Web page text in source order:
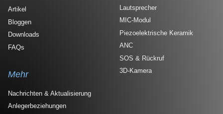
Lautsprecher
MIC-Modul
Piezoelektrische Keramik
ANC
SOS & Rückruf
3D-Kamera
Artikel
Bloggen
Downloads
FAQs
Mehr
Nachrichten & Aktualisierung
Anlegerbeziehungen